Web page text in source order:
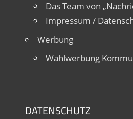
Das Team von
Impressum /
Werbung
Wahlwerbung
DATENSCHUTZ